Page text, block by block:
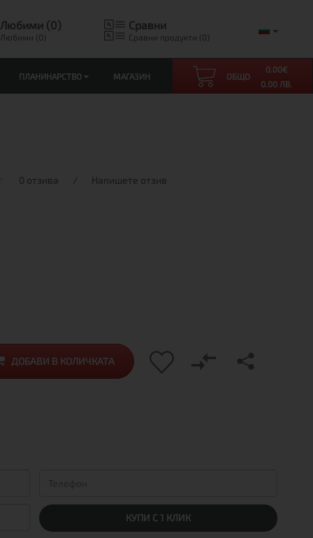
Любими (0)
Любими (0)
Сравни
Сравни продукти (0)
ПЛАНИНАРСТВО МАГАЗИН ОБЩО
0.00€
0.00 ЛВ.
0 отзива / Напишете отзив
ДОБАВИ В КОЛИЧКАТА
КУПИ С 1 КЛИК